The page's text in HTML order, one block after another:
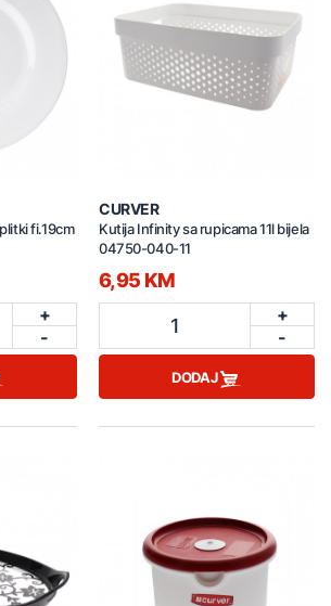
fi.19cm
+
-
CURVER
Kutija Infinity sa rupicama 11l bijela
04750-040-11
6,95 KM
1
+
-
DODAJ